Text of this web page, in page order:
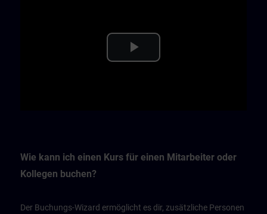
Play
Wie kann ich einen Kurs für einen Mitarbeiter oder
Kollegen buchen?
Der Buchungs-Wizard ermöglicht es dir, zusätzliche Personen